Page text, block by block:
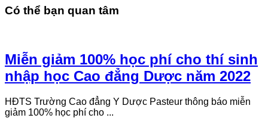
Có thể bạn quan tâm
Miễn giảm 100% học phí cho thí sinh
nhập học Cao đẳng Dược năm 2022
HĐTS Trường Cao đẳng Y Dược Pasteur thông báo miễn
giảm 100% học phí cho ...